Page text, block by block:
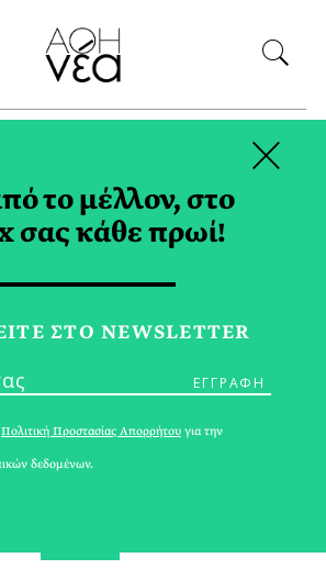
το μέλλον, στο
σας κάθε πρωί!
ΣΤΟ NEWSLETTER
Πολιτική Προστασίας Απορρήτου για την
δεδομένων.
×